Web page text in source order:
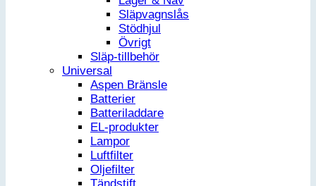
Släpvagnslås
Stödhjul
Övrigt
Släp-tillbehör
Universal
Aspen Bränsle
Batterier
Batteriladdare
EL-produkter
Lampor
Luftfilter
Oljefilter